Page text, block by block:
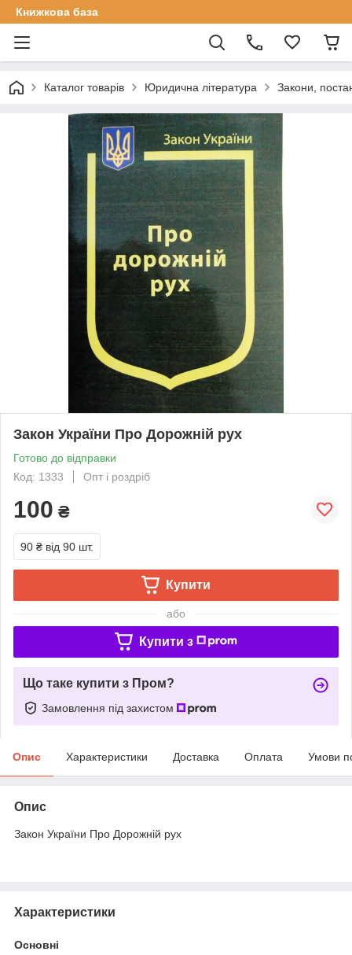
Книжкова база
Каталог товарів Юридична література Закони,
Закон України Про Дорожній рух
Готово до відправки
Код: 1333
Опт і роздріб
100 ₴
90 ₴ від 90 шт.
Купити
або
Купити з
Що таке купити з Пром?
Замовлення під захистом
Опис Характеристики Доставка Оплата Умови
Опис
Закон України Про Дорожній рух
Характеристики
Основні